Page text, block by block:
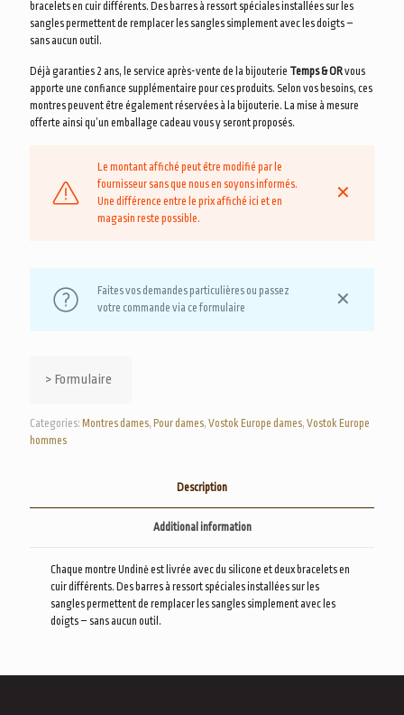
bracelets en cuir différents. Des barres à ressort spéciales installées sur les
sangles permettent de remplacer les sangles simplement avec les doigts –
sans aucun outil.
Déjà garanties 2 ans, le service après-vente de la bijouterie Temps & ORvous
apporte une confiance supplémentaire pour ces produits. Selon vos besoins, ces
montres peuvent être également réservées à la bijouterie. La mise à mesure
offerte ainsi qu’un emballage cadeau vous y seront proposés.
Le montant affiché peut être modifié par le
fournisseur sans que nous en soyons informés.
Une différence entre le prix affiché ici et en
magasin reste possible.
✕
Faites vos demandes particulières ou passez
votre commande via ce formulaire
✕
> Formulaire
Categories: Montres dames, Pour dames, Vostok Europe dames, Vostok Europe
hommes
Description
Additional information
Chaque montre Undinė est livrée avec du silicone et deux bracelets en
cuir différents. Des barres à ressort spéciales installées sur les
sangles permettent de remplacer les sangles simplement avec les
doigts – sans aucun outil.